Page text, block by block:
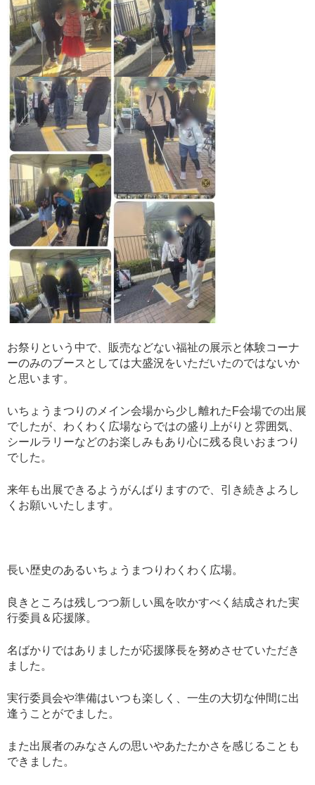
お祭りという中で、販売などない福祉の展示と体験コーナ
ーのみのブースとしては大盛況をいただいたのではないか
と思います。
いちょうまつりのメイン会場から少し離れたF会場での出展
でしたが、わくわく広場ならではの盛り上がりと雰囲気、
シールラリーなどのお楽しみもあり心に残る良いおまつり
でした。
来年も出展できるようがんばりますので、引き続きよろし
くお願いいたします。
長い歴史のあるいちょうまつりわくわく広場。
良きところは残しつつ新しい風を吹かすべく結成された実
行委員＆応援隊。
名ばかりではありましたが応援隊長を努めさせていただき
ました。
実行委員会や準備はいつも楽しく、一生の大切な仲間に出
逢うことがでました。
また出展者のみなさんの思いやあたたかさを感じることも
できました。